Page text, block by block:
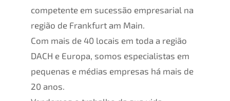
competente em sucessão empresarial na
região de Frankfurt am Main.
Com mais de 40 locais em toda a região
DACH e Europa, somos especialistas em
pequenas e médias empresas há mais de
20 anos.